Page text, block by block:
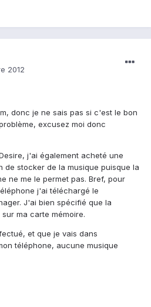
2012
donc je ne sais pas si c'est le bon
excusez moi donc
j'ai également acheté une
de stocker de la musique puisque la
ne me le permet pas. Bref, pour
j'ai téléchargé le
J'ai bien spécifié que la
ma carte mémoire.
et que je vais dans
téléphone, aucune musique